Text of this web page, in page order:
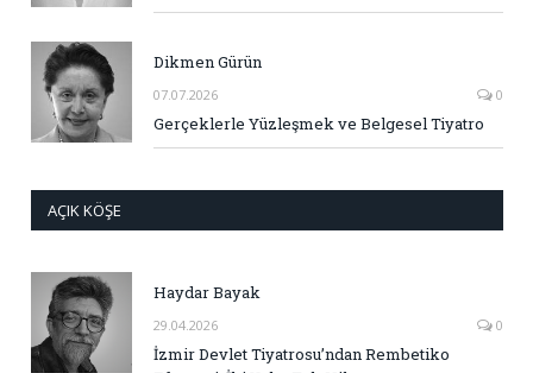
Dikmen Gürün
07.07.2026 0
Gerçeklerle Yüzleşmek ve Belgesel Tiyatro
AÇIK KÖŞE
Haydar Bayak
29.04.2026 0
İzmir Devlet Tiyatrosu’ndan Rembetiko